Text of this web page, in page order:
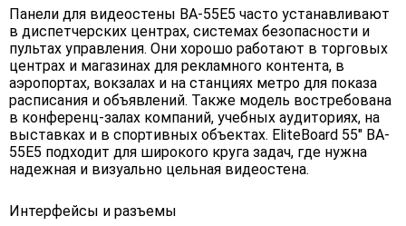
Панели для видеостены BA-55E5 часто устанавливают
в диспетчерских центрах, системах безопасности и
пультах управления. Они хорошо работают в торговых
центрах и магазинах для рекламного контента, в
аэропортах, вокзалах и на станциях метро для показа
расписания и объявлений. Также модель востребована
в конференц-залах компаний, учебных аудиториях, на
выставках и в спортивных объектах. EliteBoard 55" BA-
55E5 подходит для широкого круга задач, где нужна
надежная и визуально цельная видеостена.
Интерфейсы и разъемы